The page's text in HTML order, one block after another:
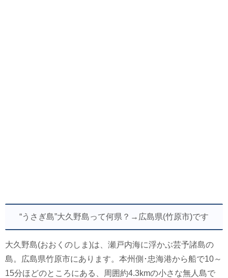
“うさぎ島”大久野島って何県？→広島県(竹原市)です
大久野島(おおくのしま)は、瀬戸内海に浮かぶ芸予諸島の
島。広島県竹原市にあります。本州側･忠海港から船で10～
15分ほどのところにある、周囲約4.3kmの小さな無人島で